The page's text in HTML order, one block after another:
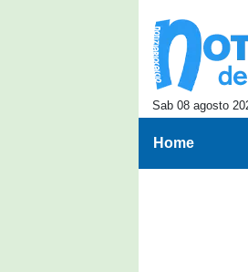
Sab 08 agosto
Home